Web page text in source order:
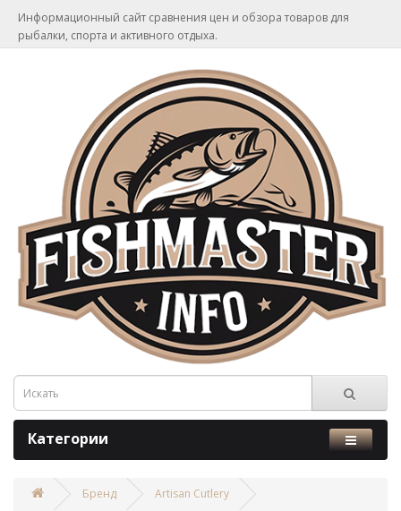
Информационный сайт сравнения цен и обзора товаров для
рыбалки, спорта и активного отдыха.
Категории
Бренд Artisan Cutlery